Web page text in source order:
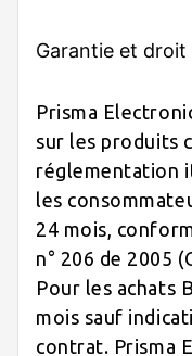
Garantie et
Prisma
sur les produits
réglementation
les
24 mois,
n° 206 de 2005
Pour les achats
mois sauf
contrat. Prisma